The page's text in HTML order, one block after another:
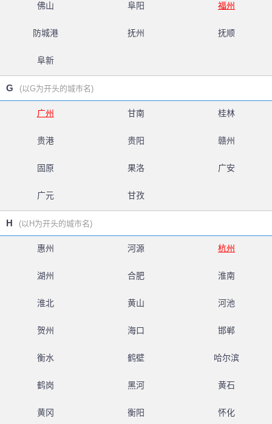
佛山 阜阳 福州
防城港 抚州 抚顺
阜新
G (以G为开头的城市名)
广州 甘南 桂林
贵港 贵阳 赣州
固原 果洛 广安
广元 甘孜
H (以H为开头的城市名)
惠州 河源 杭州
湖州 合肥 淮南
淮北 黄山 河池
贺州 海口 邯郸
衡水 鹤壁 哈尔滨
鹤岗 黑河 黄石
黄冈 衡阳 怀化